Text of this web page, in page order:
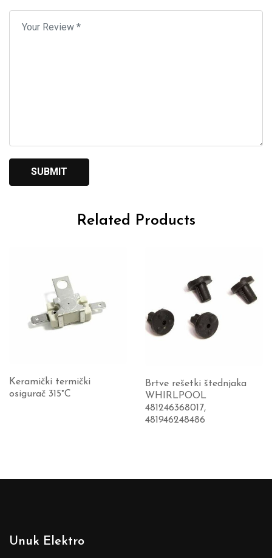
Related Products
Keramički termički
osigurač 315°C
Brtve rešetki štednjaka
WHIRLPOOL
481246368017,
481946248486
Unuk Elektro